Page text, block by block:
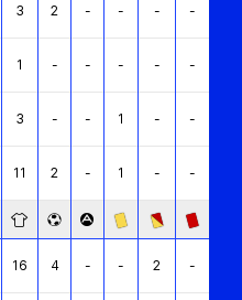
3 2 - - - -
1 - - - - -
3 - - 1 - -
11 2 - 1 - -
16 4 - - 2 -